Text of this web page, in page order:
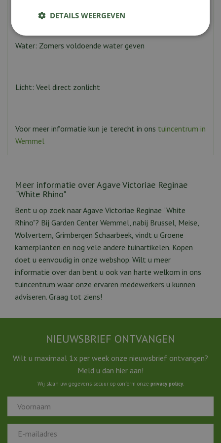
Water: Zomers voldoende water geven
Licht: Veel direct zonlicht
Voor meer informatie kun je terecht in ons tuincentrum in
Wemmel
Meer informatie over Agave Victoriae Reginae
"White Rhino"
Bent u op zoek naar Agave Victoriae Reginae "White
Rhino"? Bij Garden Center Wemmel, nabij Brussel, Meise,
Wolvertem, Grimbergen Schaarbeek, vindt u Groene
kamerplanten en nog vele andere tuinartikelen. Kopen
doet u eenvoudig in onze webshop. Wilt u meer
informatie over dan bent u ook van harte welkom in ons
tuincentrum waar onze ervaren medewerkers u kunnen
adviseren. Graag tot ziens!
NIEUWSBRIEF ONTVANGEN
Wilt u maximaal 1x per week onze nieuwsbrief ontvangen?
Meld u dan hier aan!
Wij slaan uw gegevens secuur op conform onze privacy policy.
DETAILS WEERGEVEN